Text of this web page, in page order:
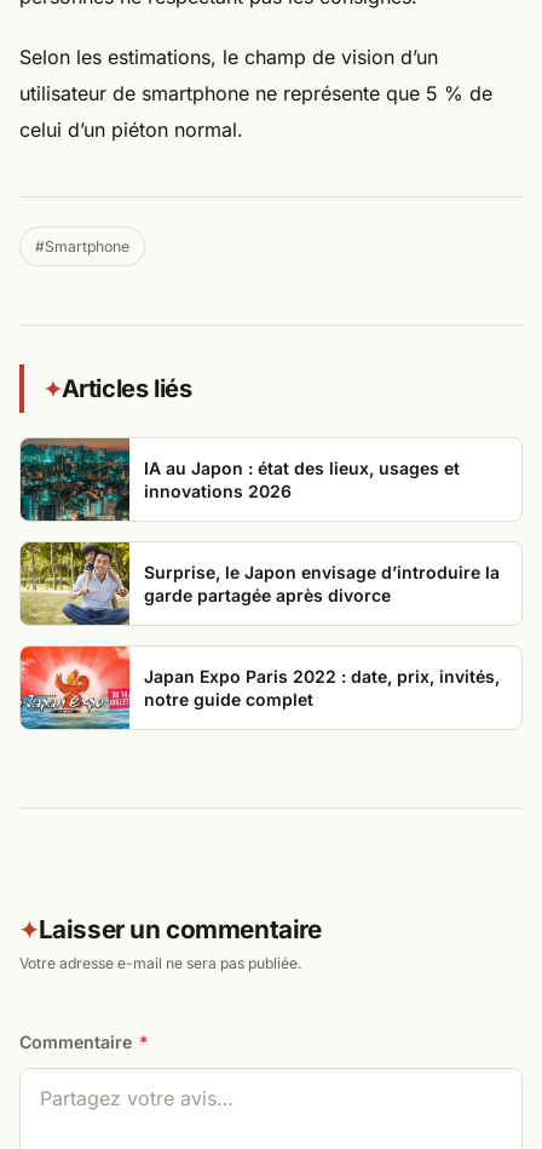
Selon les estimations, le champ de vision d’un
utilisateur de smartphone ne représente que 5 % de
celui d’un piéton normal.
#Smartphone
✦Articles liés
IA au Japon : état des lieux, usages et
innovations 2026
Surprise, le Japon envisage d’introduire la
garde partagée après divorce
Japan Expo Paris 2022 : date, prix, invités,
notre guide complet
✦Laisser un commentaire
Votre adresse e-mail ne sera pas publiée.
Commentaire *